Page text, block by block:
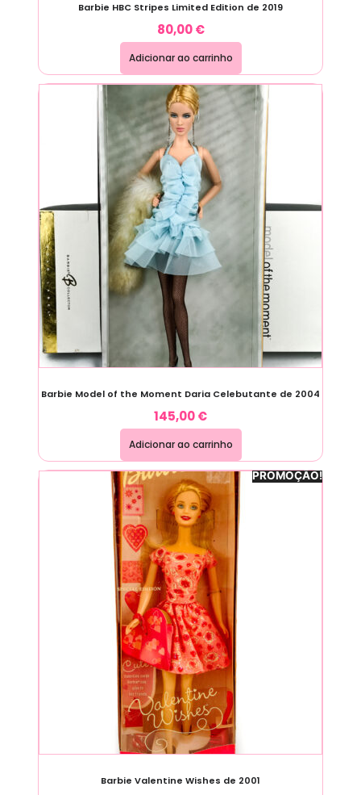
Barbie HBC Stripes Limited Edition de 2019
80,00€
Adicionar ao carrinho
Barbie Model of the Moment Daria Celebutante de 2004
145,00€
Adicionar ao carrinho
PROMOÇÃO!
Barbie Valentine Wishes de 2001